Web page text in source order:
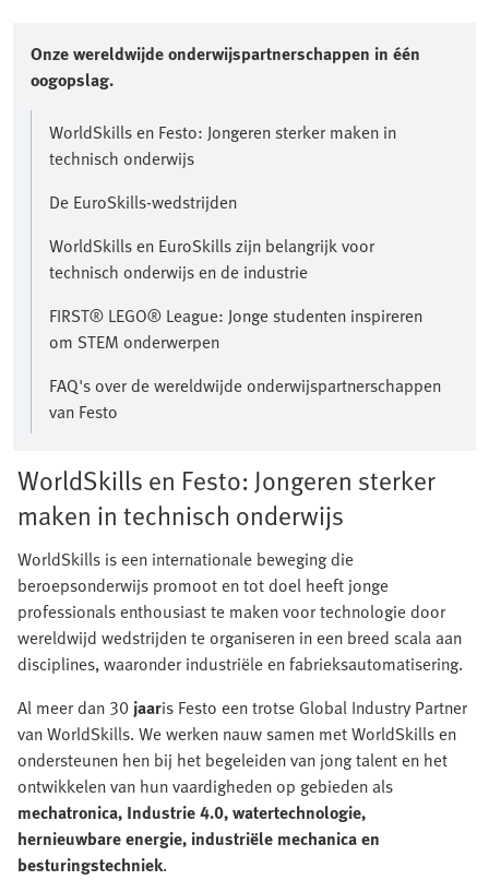
Onze wereldwijde onderwijspartnerschappen in één
oogopslag.
WorldSkills en Festo: Jongeren sterker maken in
technisch onderwijs
De EuroSkills-wedstrijden
WorldSkills en EuroSkills zijn belangrijk voor
technisch onderwijs en de industrie
FIRST® LEGO® League: Jonge studenten inspireren
om STEM onderwerpen
FAQ's over de wereldwijde onderwijspartnerschappen
van Festo
WorldSkills en Festo: Jongeren sterker
maken in technisch onderwijs
WorldSkills is een internationale beweging die
beroepsonderwijs promoot en tot doel heeft jonge
professionals enthousiast te maken voor technologie door
wereldwijd wedstrijden te organiseren in een breed scala aan
disciplines, waaronder industriële en fabrieksautomatisering.
Al meer dan 30 jaaris Festo een trotse Global Industry Partner
van WorldSkills. We werken nauw samen met WorldSkills en
ondersteunen hen bij het begeleiden van jong talent en het
ontwikkelen van hun vaardigheden op gebieden als
mechatronica, Industrie 4.0, watertechnologie,
hernieuwbare energie, industriële mechanica en
besturingstechniek.